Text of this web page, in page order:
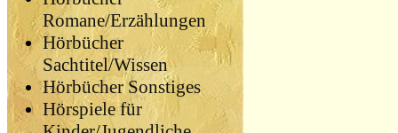
Romane/Erzählungen
Hörbücher
Sachtitel/Wissen
Hörbücher Sonstiges
Hörspiele für